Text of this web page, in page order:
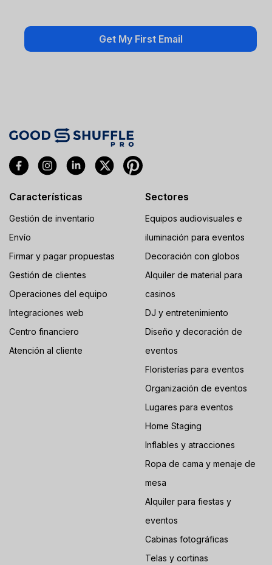
Características
Gestión de inventario
Envío
Firmar y pagar propuestas
Gestión de clientes
Operaciones del equipo
Integraciones web
Centro financiero
Atención al cliente
Sectores
Equipos audiovisuales e
iluminación para eventos
Decoración con globos
Alquiler de material para
casinos
DJ y entretenimiento
Diseño y decoración de
eventos
Floristerías para eventos
Organización de eventos
Lugares para eventos
Home Staging
Inflables y atracciones
Ropa de cama y menaje de
mesa
Alquiler para fiestas y
eventos
Cabinas fotográficas
Telas y cortinas